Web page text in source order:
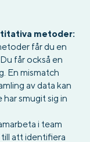
metoder:
får du en
får också en
En mismatch
av data kan
smugit sig in
i team
att identifiera